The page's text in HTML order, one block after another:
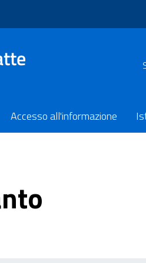
Accesso all'informazione